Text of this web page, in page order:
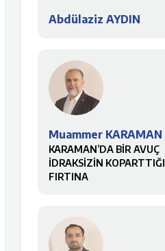
Abdülaziz AYDIN
Muammer KARAMAN
KARAMAN’DA BİR AVUÇ
İDRAKSİZİN KOPARTTIĞI
FIRTINA